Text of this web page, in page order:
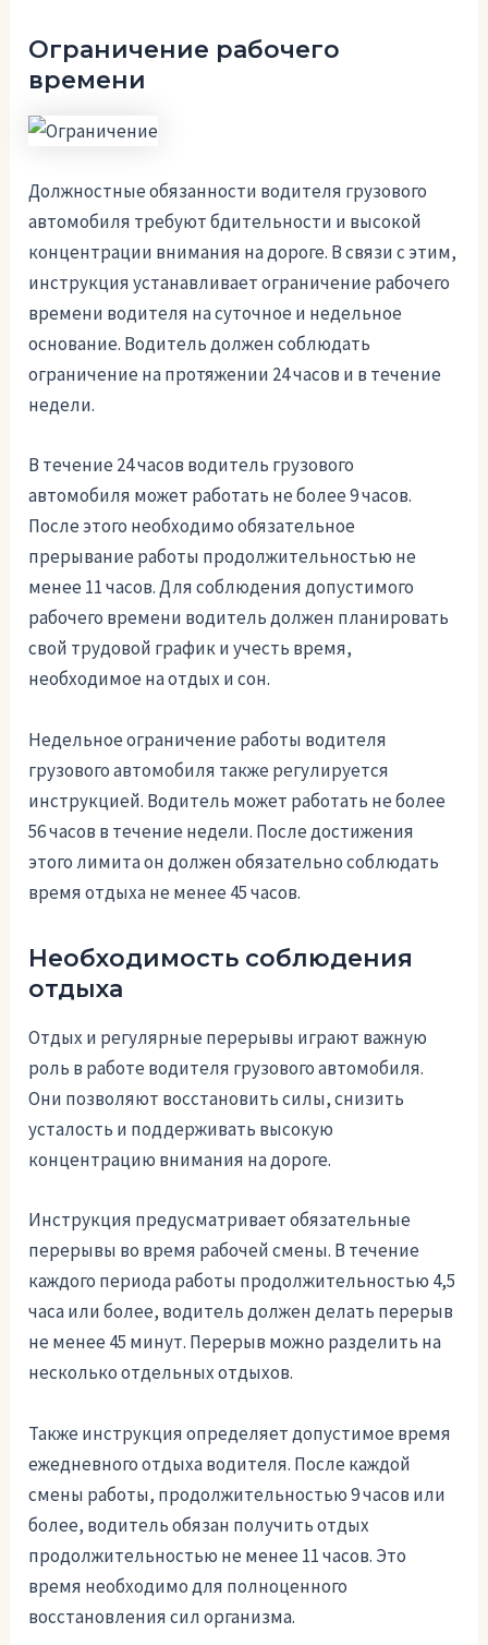
Ограничение рабочего
времени
Должностные обязанности водителя грузового
автомобиля требуют бдительности и высокой
концентрации внимания на дороге. В связи с этим,
инструкция устанавливает ограничение рабочего
времени водителя на суточное и недельное
основание. Водитель должен соблюдать
ограничение на протяжении 24 часов и в течение
недели.
В течение 24 часов водитель грузового
автомобиля может работать не более 9 часов.
После этого необходимо обязательное
прерывание работы продолжительностью не
менее 11 часов. Для соблюдения допустимого
рабочего времени водитель должен планировать
свой трудовой график и учесть время,
необходимое на отдых и сон.
Недельное ограничение работы водителя
грузового автомобиля также регулируется
инструкцией. Водитель может работать не более
56 часов в течение недели. После достижения
этого лимита он должен обязательно соблюдать
время отдыха не менее 45 часов.
Необходимость соблюдения
отдыха
Отдых и регулярные перерывы играют важную
роль в работе водителя грузового автомобиля.
Они позволяют восстановить силы, снизить
усталость и поддерживать высокую
концентрацию внимания на дороге.
Инструкция предусматривает обязательные
перерывы во время рабочей смены. В течение
каждого периода работы продолжительностью 4,5
часа или более, водитель должен делать перерыв
не менее 45 минут. Перерыв можно разделить на
несколько отдельных отдыхов.
Также инструкция определяет допустимое время
ежедневного отдыха водителя. После каждой
смены работы, продолжительностью 9 часов или
более, водитель обязан получить отдых
продолжительностью не менее 11 часов. Это
время необходимо для полноценного
восстановления сил организма.